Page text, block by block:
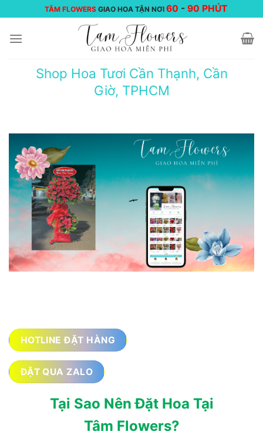
đến
nội
TÂM FLOWERS GIAO HOA TẬN NƠI 60 -90 PHÚT
Shop Hoa Tươi Cần Thạnh, Cần
Giờ, TPHCM
HOTLINE ĐẶT HÀNG
ĐẶT QUA ZALO
Tại Sao Nên Đặt Hoa Tại
Tâm Flowers?